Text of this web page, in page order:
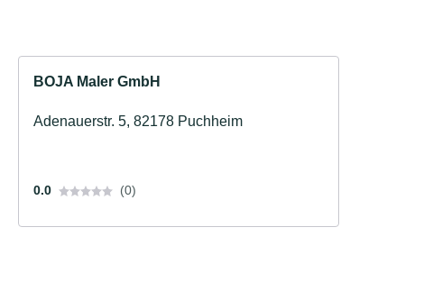
BOJA Maler GmbH
Adenauerstr. 5, 82178 Puchheim
0.0 (0)